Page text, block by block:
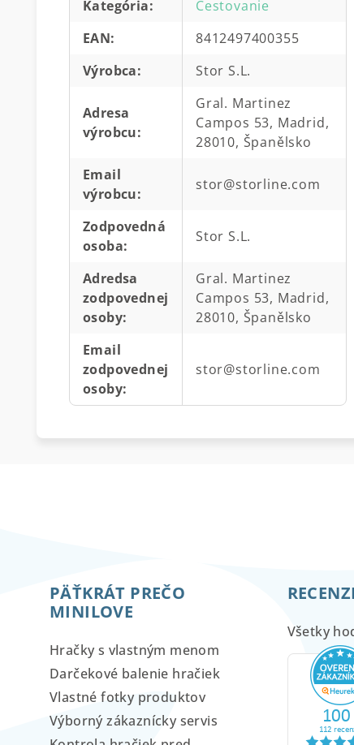
Kategória:
Cestovanie
EAN:
8412497400355
Výrobca: Stor S.L.
Adresa
výrobcu:
Gral. Martinez
Campos 53, Madrid,
28010, Španělsko
Email
výrobcu:
stor@storline.com
Zodpovedná
osoba:
Stor S.L.
Adredsa
zodpovednej
osoby:
Gral. Martinez
Campos 53, Madrid,
28010, Španělsko
Email
zodpovednej
osoby:
stor@storline.com
PÄŤKRÁT PREČO
MINILOVE
Hračky s vlastným menom
Darčekové balenie hračiek
Vlastné fotky produktov
Výborný zákaznícky servis
Všetky